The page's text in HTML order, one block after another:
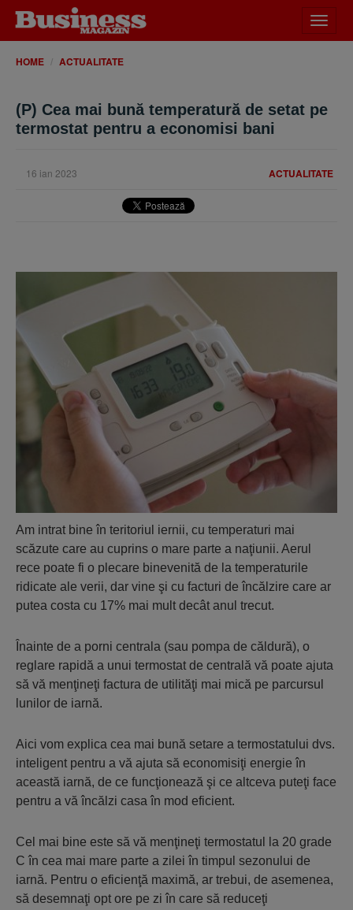
meniu
HOME ACTUALITATE
(P) Cea mai bună temperatură de setat pe
termostat pentru a economisi bani
ACTUALITATE
16 ian 2023
Am intrat bine în teritoriul iernii, cu temperaturi mai
scăzute care au cuprins o mare parte a naţiunii. Aerul
rece poate fi o plecare binevenită de la temperaturile
ridicate ale verii, dar vine şi cu facturi de încălzire care ar
putea costa cu 17% mai mult decât anul trecut.
Înainte de a porni centrala (sau pompa de căldură), o
reglare rapidă a unui termostat de centrală vă poate ajuta
să vă menţineţi factura de utilităţi mai mică pe parcursul
lunilor de iarnă.
Aici vom explica cea mai bună setare a termostatului dvs.
inteligent pentru a vă ajuta să economisiţi energie în
această iarnă, de ce funcţionează şi ce altceva puteţi face
pentru a vă încălzi casa în mod eficient.
Cel mai bine este să vă menţineţi termostatul la 20 grade
C în cea mai mare parte a zilei în timpul sezonului de
iarnă. Pentru o eficienţă maximă, ar trebui, de asemenea,
să desemnaţi opt ore pe zi în care să reduceţi